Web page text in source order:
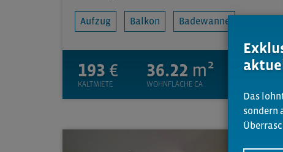
Aufzug Balkon Badewanne
193 €
KALTMIETE
36.22 m²
WOHNFLÄCHE CA.
1
Das
sondern